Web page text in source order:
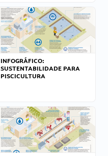
INFOGRÁFICO:
SUSTENTABILIDADE PARA
PISCICULTURA